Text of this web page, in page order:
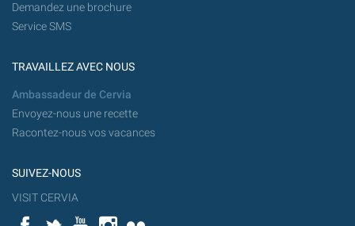
Demandez une brochure
Service SMS
TRAVAILLEZ AVEC NOUS
Ambassadeur de Cervia
Envoyez-nous une recette
Racontez-nous vos vacances
SUIVEZ-NOUS
VISIT CERVIA
FacebookTwitterYouTubeInstagram